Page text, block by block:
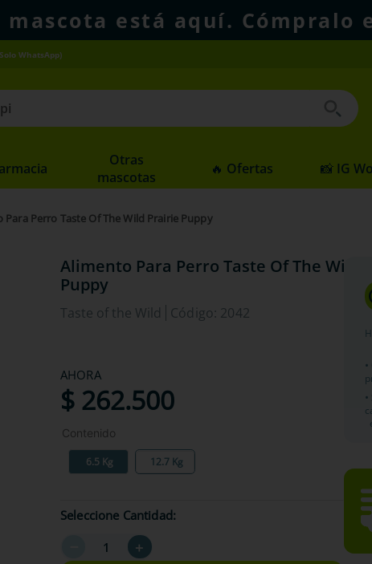
está aquí. Cómpralo
WhatsApp)
Otras
mascotas
🔥 Ofertas 📸 IG
Para Perro Taste Of The Wild Prairie Puppy
Alimento Para Perro Taste Of The Wild
Puppy
Taste of the Wild Código: 2042
AHORA
$ 262.500
Contenido
6.5 Kg 12.7 Kg
Seleccione Cantidad
＋